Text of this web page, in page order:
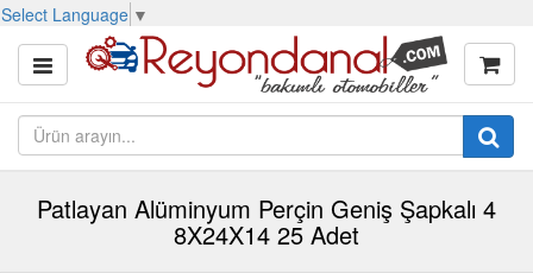
Select Language ▼
Patlayan Alüminyum Perçin Geniş Şapkalı 4
8X24X14 25 Adet